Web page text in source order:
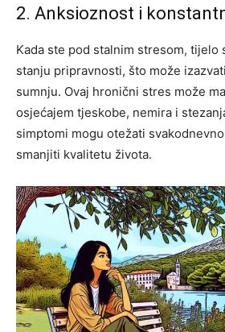
2. Anksioznost i
Kada ste pod stalnim stresom, tijelo
stanju pripravnosti, što može izazvati
sumnju. Ovaj hronični stres može
osjećajem tjeskobe, nemira i
simptomi mogu otežati
smanjiti kvalitetu života.